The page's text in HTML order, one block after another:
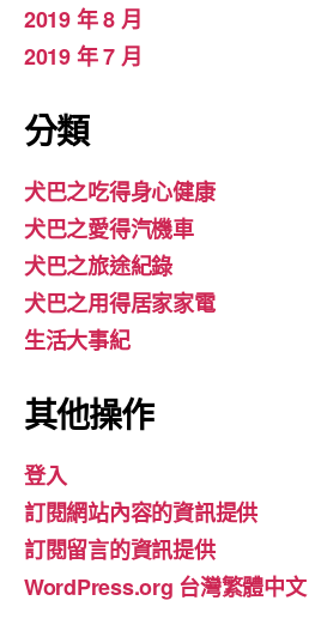
2019 年 8 月
2019 年 7 月
分類
犬巴之吃得身心健康
犬巴之愛得汽機車
犬巴之旅途紀錄
犬巴之用得居家家電
生活大事紀
其他操作
登入
訂閱網站內容的資訊提供
訂閱留言的資訊提供
WordPress.org 台灣繁體中文